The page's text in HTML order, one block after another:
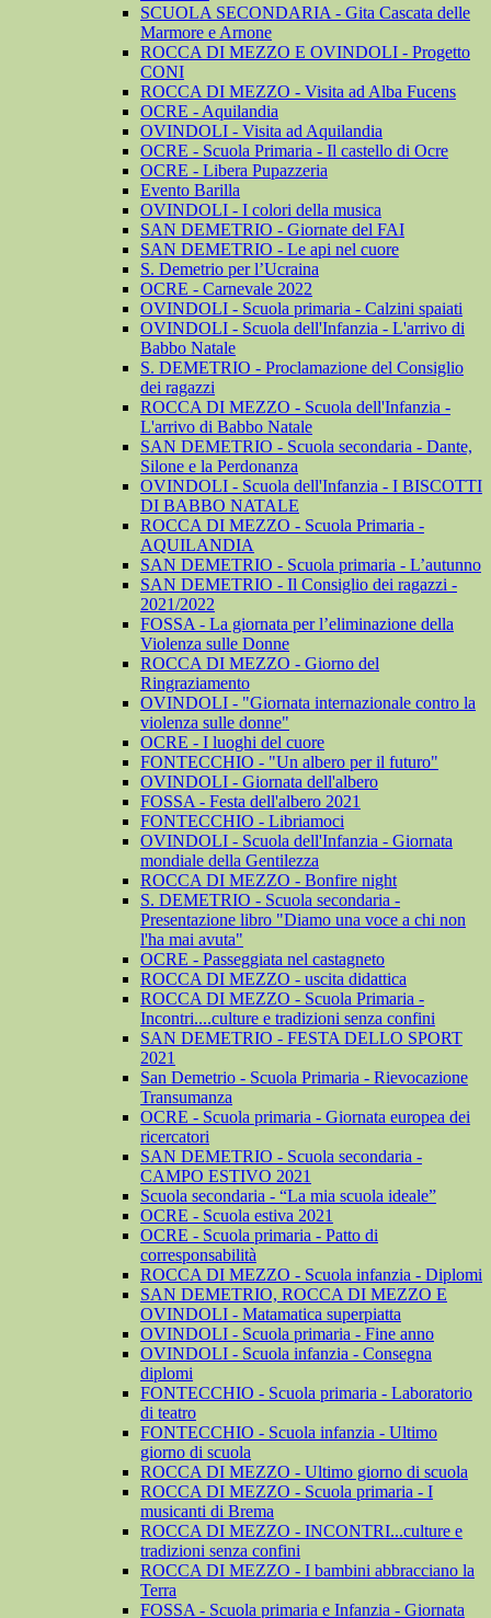
SCUOLA SECONDARIA - Gita Cascata delle
Marmore e Arnone
ROCCA DI MEZZO E OVINDOLI - Progetto
CONI
ROCCA DI MEZZO - Visita ad Alba Fucens
OCRE - Aquilandia
OVINDOLI - Visita ad Aquilandia
OCRE - Scuola Primaria - Il castello di Ocre
OCRE - Libera Pupazzeria
Evento Barilla
OVINDOLI - I colori della musica
SAN DEMETRIO - Giornate del FAI
SAN DEMETRIO - Le api nel cuore
S. Demetrio per l’Ucraina
OCRE - Carnevale 2022
OVINDOLI - Scuola primaria - Calzini spaiati
OVINDOLI - Scuola dell'Infanzia - L'arrivo di
Babbo Natale
S. DEMETRIO - Proclamazione del Consiglio
dei ragazzi
ROCCA DI MEZZO - Scuola dell'Infanzia -
L'arrivo di Babbo Natale
SAN DEMETRIO - Scuola secondaria - Dante,
Silone e la Perdonanza
OVINDOLI - Scuola dell'Infanzia - I BISCOTTI
DI BABBO NATALE
ROCCA DI MEZZO - Scuola Primaria -
AQUILANDIA
SAN DEMETRIO - Scuola primaria - L’autunno
SAN DEMETRIO - Il Consiglio dei ragazzi -
2021/2022
FOSSA - La giornata per l’eliminazione della
Violenza sulle Donne
ROCCA DI MEZZO - Giorno del
Ringraziamento
OVINDOLI - "Giornata internazionale contro la
violenza sulle donne"
OCRE - I luoghi del cuore
FONTECCHIO - "Un albero per il futuro"
OVINDOLI - Giornata dell'albero
FOSSA - Festa dell'albero 2021
FONTECCHIO - Libriamoci
OVINDOLI - Scuola dell'Infanzia - Giornata
mondiale della Gentilezza
ROCCA DI MEZZO - Bonfire night
S. DEMETRIO - Scuola secondaria -
Presentazione libro "Diamo una voce a chi non
l'ha mai avuta"
OCRE - Passeggiata nel castagneto
ROCCA DI MEZZO - uscita didattica
ROCCA DI MEZZO - Scuola Primaria -
Incontri....culture e tradizioni senza confini
SAN DEMETRIO - FESTA DELLO SPORT
2021
San Demetrio - Scuola Primaria - Rievocazione
Transumanza
OCRE - Scuola primaria - Giornata europea dei
ricercatori
SAN DEMETRIO - Scuola secondaria -
CAMPO ESTIVO 2021
Scuola secondaria - “La mia scuola ideale”
OCRE - Scuola estiva 2021
OCRE - Scuola primaria - Patto di
corresponsabilità
ROCCA DI MEZZO - Scuola infanzia - Diplomi
SAN DEMETRIO, ROCCA DI MEZZO E
OVINDOLI - Matamatica superpiatta
OVINDOLI - Scuola primaria - Fine anno
OVINDOLI - Scuola infanzia - Consegna
diplomi
FONTECCHIO - Scuola primaria - Laboratorio
di teatro
FONTECCHIO - Scuola infanzia - Ultimo
giorno di scuola
ROCCA DI MEZZO - Ultimo giorno di scuola
ROCCA DI MEZZO - Scuola primaria - I
musicanti di Brema
ROCCA DI MEZZO - INCONTRI...culture e
tradizioni senza confini
ROCCA DI MEZZO - I bambini abbracciano la
Terra
FOSSA - Scuola primaria e Infanzia - Giornata